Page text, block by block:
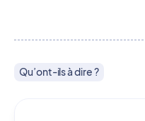
Qu’ont-ils à dire ?